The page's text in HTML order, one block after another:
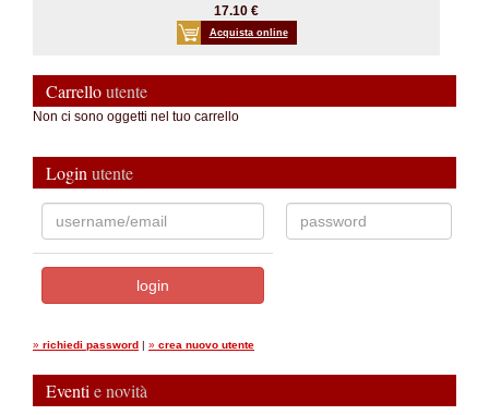
17.10 €
Acquista online
Carrelloutente
Non ci sono oggetti nel tuo carrello
Login utente
» richiedi password | » crea nuovo utente
Eventi e novità